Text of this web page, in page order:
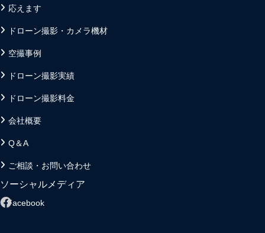
応えます
ドローン撮影・カメラ機材
空撮事例
ドローン撮影実績
ドローン撮影料金
会社概要
Q＆A
ご相談・お問い合わせ
ソーシャルメディア
Facebook